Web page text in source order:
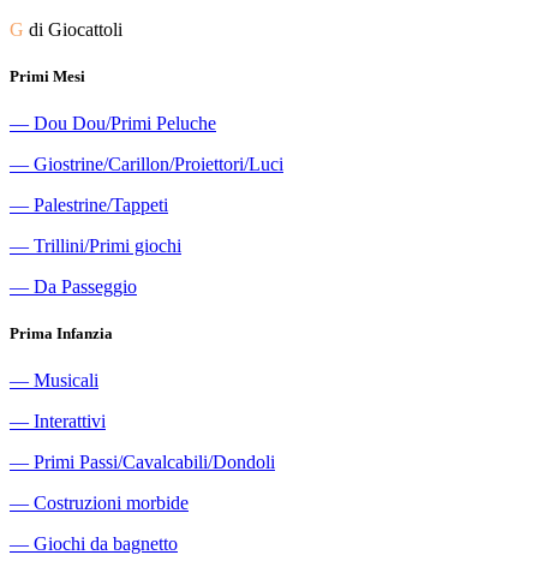
G di Giocattoli
Primi Mesi
― Dou Dou/Primi Peluche
― Giostrine/Carillon/Proiettori/Luci
― Palestrine/Tappeti
― Trillini/Primi giochi
― Da Passeggio
Prima Infanzia
― Musicali
― Interattivi
― Primi Passi/Cavalcabili/Dondoli
― Costruzioni morbide
― Giochi da bagnetto